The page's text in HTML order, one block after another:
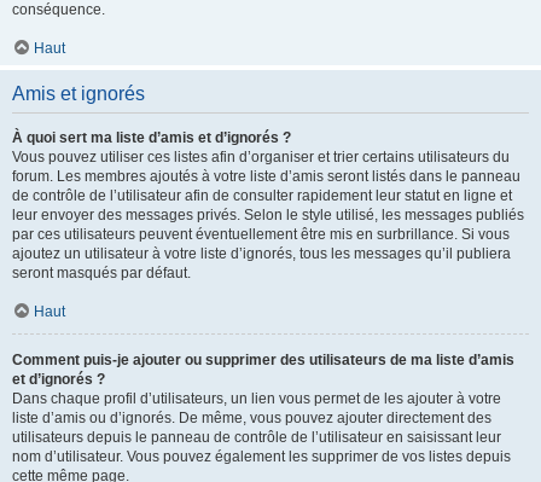
conséquence.
Haut
Amis et ignorés
À quoi sert ma liste d’amis et d’ignorés ?
Vous pouvez utiliser ces listes afin d’organiser et trier certains utilisateurs du
forum. Les membres ajoutés à votre liste d’amis seront listés dans le panneau
de contrôle de l’utilisateur afin de consulter rapidement leur statut en ligne et
leur envoyer des messages privés. Selon le style utilisé, les messages publiés
par ces utilisateurs peuvent éventuellement être mis en surbrillance. Si vous
ajoutez un utilisateur à votre liste d’ignorés, tous les messages qu’il publiera
seront masqués par défaut.
Haut
Comment puis-je ajouter ou supprimer des utilisateurs de ma liste d’amis
et d’ignorés ?
Dans chaque profil d’utilisateurs, un lien vous permet de les ajouter à votre
liste d’amis ou d’ignorés. De même, vous pouvez ajouter directement des
utilisateurs depuis le panneau de contrôle de l’utilisateur en saisissant leur
nom d’utilisateur. Vous pouvez également les supprimer de vos listes depuis
cette même page.